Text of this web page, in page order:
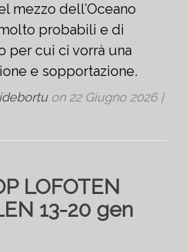
mezzo dell’Oceano
probabili e di
per cui ci vorrà una
e sopportazione.
on 22 Giugno 2026|
LOFOTEN
13-20 gen